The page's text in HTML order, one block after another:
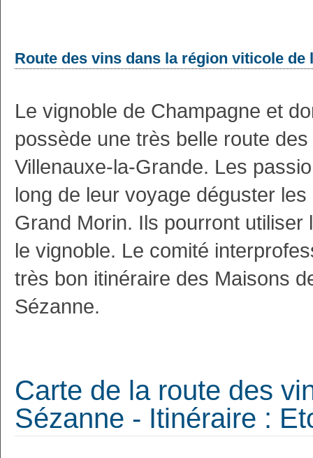
Route des vins dans la région viticole de
Le vignoble de Champagne et
possède une très belle route
Villenauxe-la-Grande. Les
long de leur voyage déguster
Grand Morin. Ils pourront
le vignoble. Le comité
très bon itinéraire des Maisons
Sézanne.
Carte de la route des
Sézanne - Itinéraire :